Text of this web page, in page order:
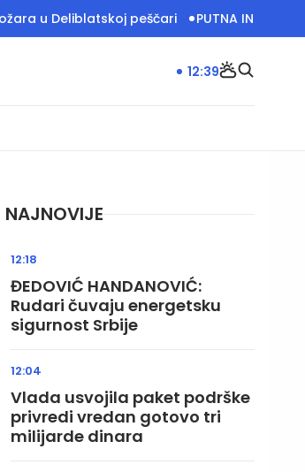
peščari PUTNA INFRASTRUKTURA
12:39
NAJNOVIJE
ĐEDOVIĆ HANDANOVIĆ:
Rudari čuvaju energetsku
sigurnost Srbije
12:18
Vlada usvojila paket podrške
privredi vredan gotovo tri
milijarde dinara
12:04